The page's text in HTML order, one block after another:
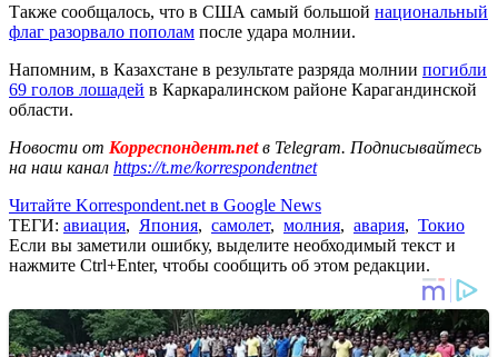
Также сообщалось, что в США самый большой национальный
флаг разорвало пополам после удара молнии.
Напомним, в Казахстане в результате разряда молнии погибли
69 голов лошадей в Каркаралинском районе Карагандинской
области.
Новости от Корреспондент.netв Telegram. Подписывайтесь
на наш канал https://t.me/korrespondentnet
Читайте Korrespondent.net в Google News
ТЕГИ: авиация, Япония, самолет, молния, авария, Токио
Если вы заметили ошибку, выделите необходимый текст и
нажмите Ctrl+Enter, чтобы сообщить об этом редакции.